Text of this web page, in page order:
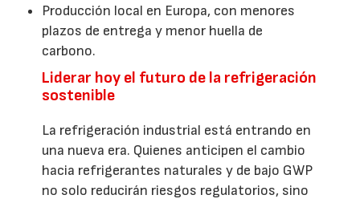
Producción local en Europa, con menores
plazos de entrega y menor huella de
carbono.
Liderar hoy el futuro de la refrigeración
sostenible
La refrigeración industrial está entrando en
una nueva era. Quienes anticipen el cambio
hacia refrigerantes naturales y de bajo GWP
no solo reducirán riesgos regulatorios, sino